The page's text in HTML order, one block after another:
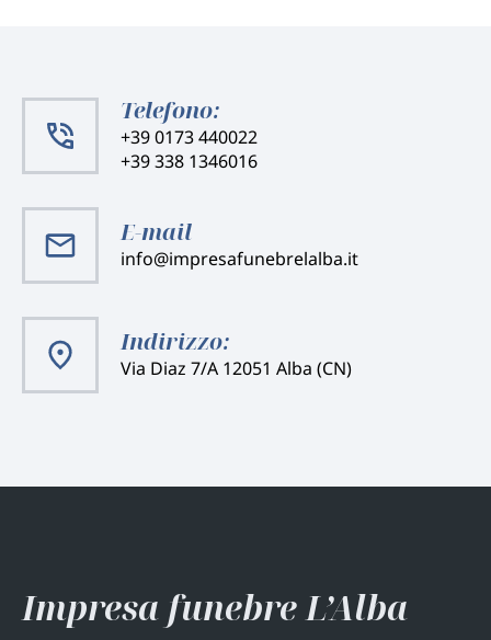
Telefono:
+39 0173 440022
+39 338 1346016
E-mail
info@impresafunebrelalba.it
Indirizzo:
Via Diaz 7/A 12051 Alba (CN)
Impresa funebre L’Alba